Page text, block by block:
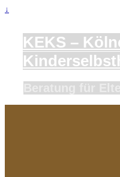
↓
KEKS –